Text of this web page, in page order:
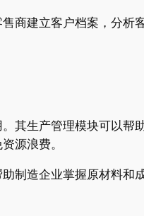
商建立客户档案，分
其生产管理模块可以
源浪费。
制造企业掌握原材料